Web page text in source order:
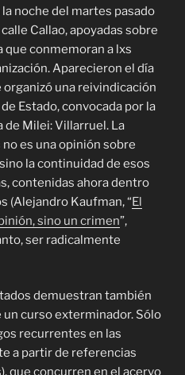
noche del martes pasado
Callao, apoyadas sobre
que conmemoran a lxs
Aparecieron el día
una reivindicación
Estado, convocada por la
de Milei: Villarruel. La
es una opinión sobre
la continuidad de esos
contenidas ahora dentro
(Alejandro Kaufman, “El
sino un crimen”,
ser radicalmente
demuestran también
curso exterminador. Sólo
recurrentes en las
a partir de referencias
que concurren en el acervo